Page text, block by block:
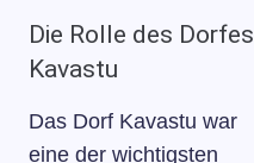
Die Rolle des Dorfes
Kavastu
Das Dorf Kavastu war
eine der wichtigsten